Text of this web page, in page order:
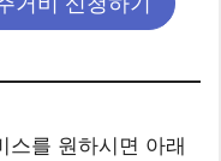
스를 원하시면 아래